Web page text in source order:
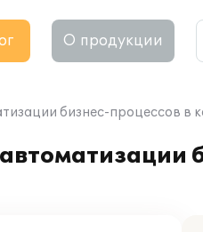
О продукции
бизнес-процессов